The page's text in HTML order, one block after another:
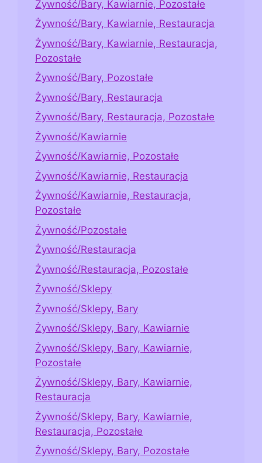
Żywność/Bary, Kawiarnie, Pozostałe
Żywność/Bary, Kawiarnie, Restauracja
Żywność/Bary, Kawiarnie, Restauracja,
Pozostałe
Żywność/Bary, Pozostałe
Żywność/Bary, Restauracja
Żywność/Bary, Restauracja, Pozostałe
Żywność/Kawiarnie
Żywność/Kawiarnie, Pozostałe
Żywność/Kawiarnie, Restauracja
Żywność/Kawiarnie, Restauracja,
Pozostałe
Żywność/Pozostałe
Żywność/Restauracja
Żywność/Restauracja, Pozostałe
Żywność/Sklepy
Żywność/Sklepy, Bary
Żywność/Sklepy, Bary, Kawiarnie
Żywność/Sklepy, Bary, Kawiarnie,
Pozostałe
Żywność/Sklepy, Bary, Kawiarnie,
Restauracja
Żywność/Sklepy, Bary, Kawiarnie,
Restauracja, Pozostałe
Żywność/Sklepy, Bary, Pozostałe